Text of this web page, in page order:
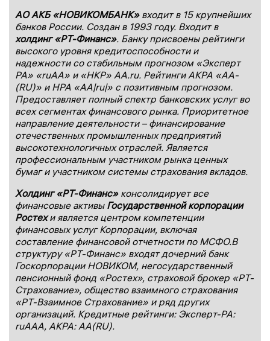
АО АКБ «НОВИКОМБАНК»входит в 15 крупнейших
банков России. Создан в 1993 году. Входит в
холдинг «РТ-Финанс». Банку присвоены рейтинги
высокого уровня кредитоспособности и
надежности со стабильным прогнозом «Эксперт
РА» «ruАА» и «НКР» АА.ru. Рейтинги АКРА «АА-
(RU)» и НРА «АА|ru|» с позитивным прогнозом.
Предоставляет полный спектр банковских услуг во
всех сегментах финансового рынка. Приоритетное
направление деятельности – финансирование
отечественных промышленных предприятий
высокотехнологичных отраслей. Является
профессиональным участником рынка ценных
бумаг и участником системы страхования вкладов.
Холдинг «РТ-Финанс»консолидирует все
финансовые активы Государственной корпорации
Ростехи является центром компетенции
финансовых услуг Корпорации, включая
составление финансовой отчетности по МСФО.В
структуру «РТ-Финанс» входят дочерний банк
Госкорпорации НОВИКОМ, негосударственный
пенсионный фонд «Ростех», страховой брокер «РТ-
Страхование», общество взаимного страхования
«РТ-Взаимное Страхование» и ряд других
организаций. Кредитные рейтинги: Эксперт-РА:
ruAAA, АКРА: AA(RU).